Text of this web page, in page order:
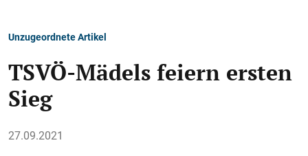
Unzugeordnete Artikel
TSVÖ-Mädels feiern ersten
Sieg
27.09.2021